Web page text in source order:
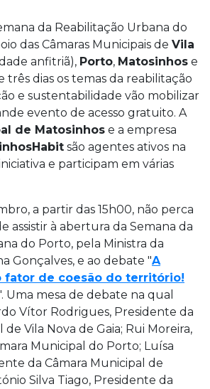
da Reabilitação Urbana do
das Câmaras Municipais de Vila
anfitriã), Porto, Matosinhos e
três dias os temas da reabilitação
e sustentabilidade vão mobilizar
evento de acesso gratuito. A
de Matosinhos e a empresa
são agentes ativos na
e participam em várias
a partir das 15h00, não perca
assistir à abertura da Semana da
do Porto, pela Ministra da
Gonçalves, e ao debate "A
fator de coesão do território!
Uma mesa de debate na qual
Vítor Rodrigues, Presidente da
Vila Nova de Gaia; Rui Moreira,
Municipal do Porto; Luísa
da Câmara Municipal de
Silva Tiago, Presidente da